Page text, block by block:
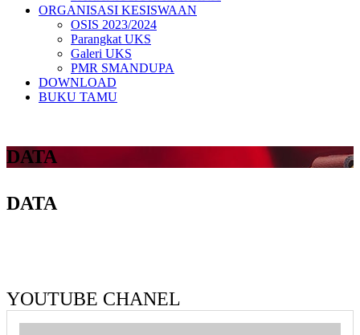
ORGANISASI KESISWAAN
OSIS 2023/2024
Parangkat UKS
Galeri UKS
PMR SMANDUPA
DOWNLOAD
BUKU TAMU
DATA
DATA
YOUTUBE CHANEL